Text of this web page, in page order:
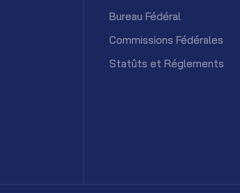
Bureau Fédéral
Commissions Fédérales
Statûts et Réglements